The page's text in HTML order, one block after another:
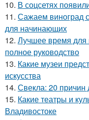
10. В соцсетях
11. Сажаем виноград
для начинающих
12. Лучшее время для
полное руководство
13. Какие музеи
искусства
14. Свекла: 20 причин
15. Какие театры и
Владивостоке